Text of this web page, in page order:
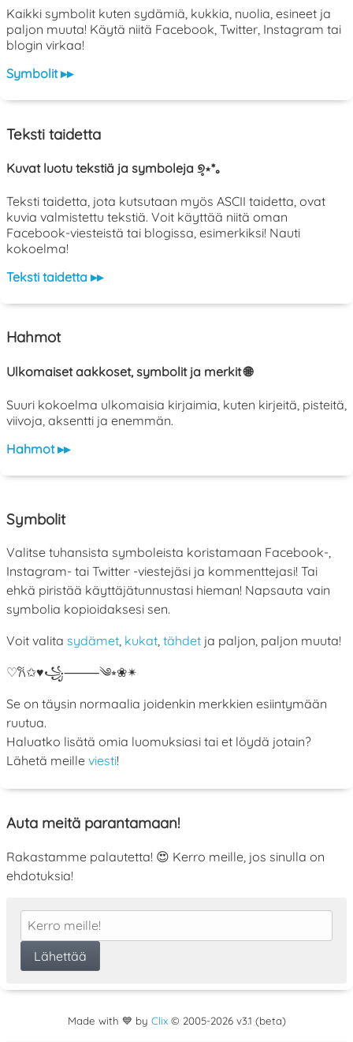
Kaikki symbolit kuten sydämiä, kukkia, nuolia, esineet ja
paljon muuta! Käytä niitä Facebook, Twitter, Instagram tai
blogin virkaa!
Symbolit ▸▸
Teksti taidetta
Kuvat luotu tekstiä ja symboleja ୭̥⋆*｡
Teksti taidetta, jota kutsutaan myös ASCII taidetta, ovat
kuvia valmistettu tekstiä. Voit käyttää niitä oman
Facebook-viesteistä tai blogissa, esimerkiksi! Nauti
kokoelma!
Teksti taidetta ▸▸
Hahmot
Ulkomaiset aakkoset, symbolit ja merkit 🌐
Suuri kokoelma ulkomaisia kirjaimia, kuten kirjeitä, pisteitä,
viivoja, aksentti ja enemmän.
Hahmot ▸▸
Symbolit
Valitse tuhansista symboleista koristamaan Facebook-,
Instagram- tai Twitter -viestejäsi ja kommenttejasi! Tai
ehkä piristää käyttäjätunnustasi hieman! Napsauta vain
symbolia kopioidaksesi sen.
Voit valita sydämet, kukat, tähdet ja paljon, paljon muuta!
♡𐙚✩♥꧁⸻༄⭒❀✴︎
Se on täysin normaalia joidenkin merkkien esiintymään
ruutua.
Haluatko lisätä omia luomuksiasi tai et löydä jotain?
Lähetä meille viesti!
Auta meitä parantamaan!
Rakastamme palautetta! 😍 Kerro meille, jos sinulla on
ehdotuksia!
Made with 💙 by Clix© 2005-2026 v3.1 (beta)